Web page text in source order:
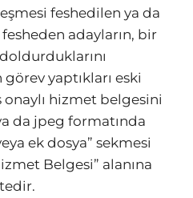
feshedilen ya da
adayların, bir
yaptıkları eski
onaylı hizmet belgesini
da jpeg formatında
ek dosya” sekmesi
Belgesi” alanına